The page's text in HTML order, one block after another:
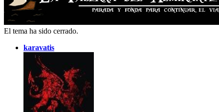
El tema ha sido cerrado.
karavatis